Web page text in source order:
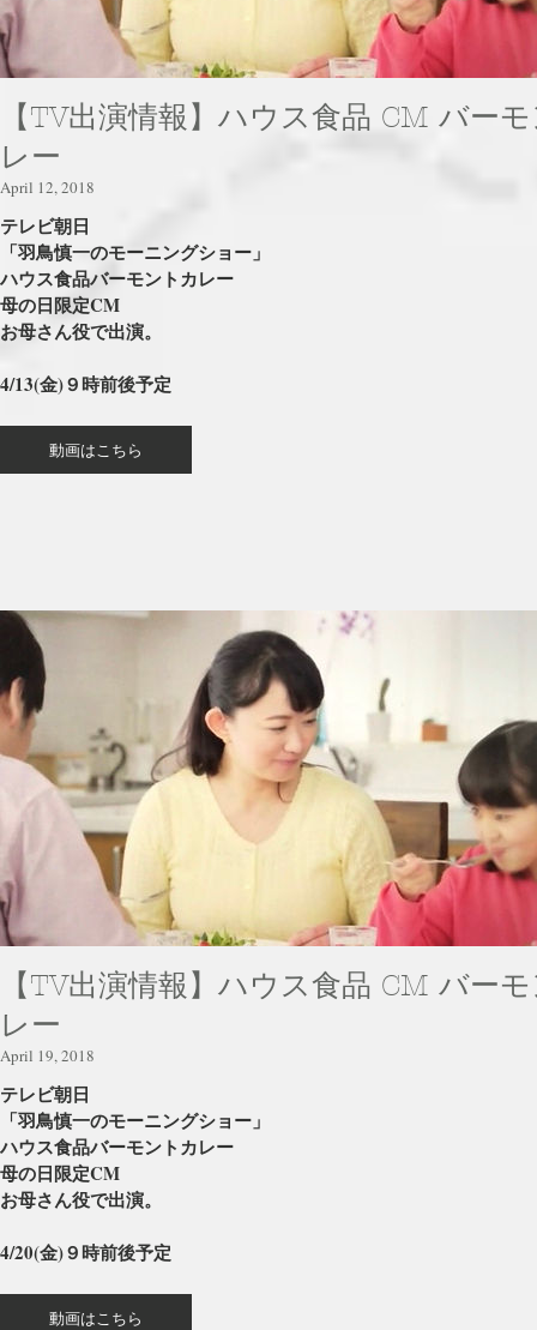
【TV出演情報】ハウス食品 CM バー
レー
April 12, 2018
テレビ朝日
「羽鳥慎一のモーニングショー」
ハウス食品バーモントカレー
母の日限定CM
お母さん役で出演。
4/13(金)９時前後予定
動画はこちら
【TV出演情報】ハウス食品 CM バー
レー
April 19, 2018
テレビ朝日
「羽鳥慎一のモーニングショー」
ハウス食品バーモントカレー
母の日限定CM
お母さん役で出演。
4/20(金)９時前後予定
動画はこちら